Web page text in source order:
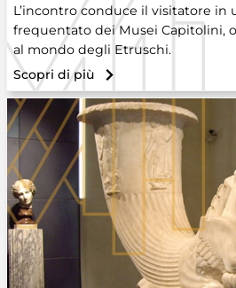
L’incontro conduce il visitatore in
frequentato dei Musei Capitolini,
al mondo degli Etruschi.
Scopri di più